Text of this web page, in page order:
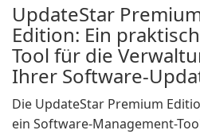
UpdateStar
Edition: Ein
Tool für die
Ihrer Software-
Die UpdateStar Premium
ein Software-Management-